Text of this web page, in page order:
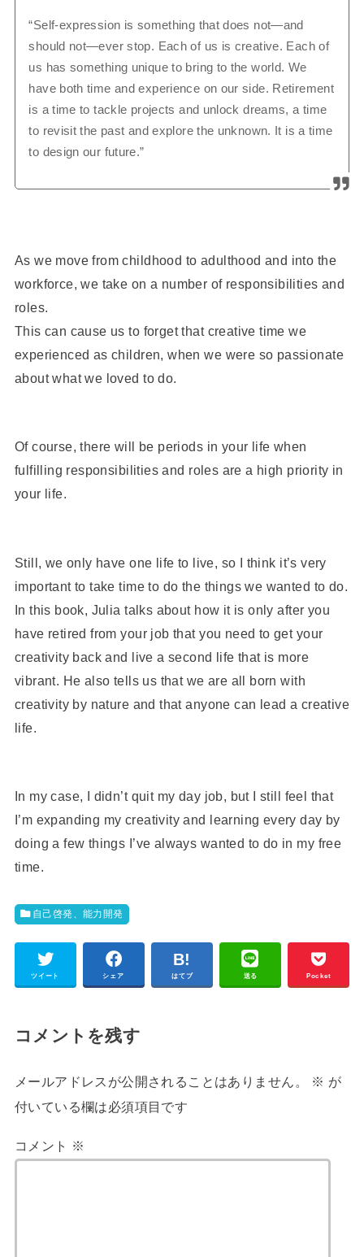
“Self-expression is something that does not—and
should not—ever stop. Each of us is creative. Each of
us has something unique to bring to the world. We
have both time and experience on our side. Retirement
is a time to tackle projects and unlock dreams, a time
to revisit the past and explore the unknown. It is a time
to design our future.”
As we move from childhood to adulthood and into the
workforce, we take on a number of responsibilities and
roles.
This can cause us to forget that creative time we
experienced as children, when we were so passionate
about what we loved to do.
Of course, there will be periods in your life when
fulfilling responsibilities and roles are a high priority in
your life.
Still, we only have one life to live, so I think it’s very
important to take time to do the things we wanted to do.
In this book, Julia talks about how it is only after you
have retired from your job that you need to get your
creativity back and live a second life that is more
vibrant. He also tells us that we are all born with
creativity by nature and that anyone can lead a creative
life.
In my case, I didn’t quit my day job, but I still feel that
I’m expanding my creativity and learning every day by
doing a few things I’ve always wanted to do in my free
time.
自己啓発、能力開発
ツイート シェア はてブ 送る Pocket
コメントを残す
メールアドレスが公開されることはありません。 ※ が
付いている欄は必須項目です
コメント ※